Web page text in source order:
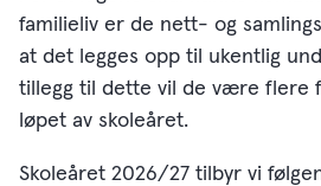
familieliv er de nett- og
at det legges opp til ukentlig
tillegg til dette vil de være flere
løpet av skoleåret.
Skoleåret 2026/27 tilbyr vi